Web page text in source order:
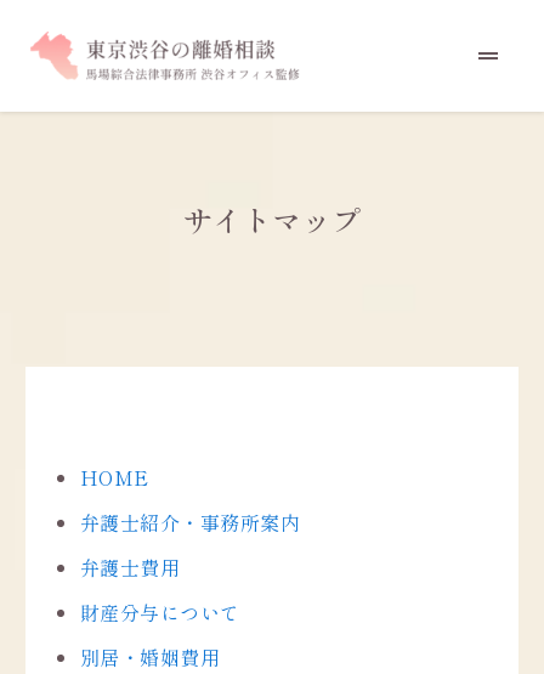
サイトマップ
HOME
弁護士紹介・事務所案内
弁護士費用
財産分与について
別居・婚姻費用